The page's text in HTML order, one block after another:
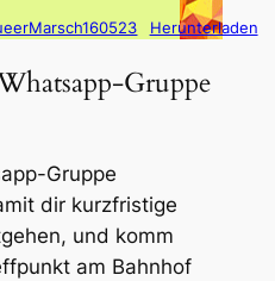
Herunterladen
Gruppe
Gruppe
dir kurzfristige
und komm
am Bahnhof